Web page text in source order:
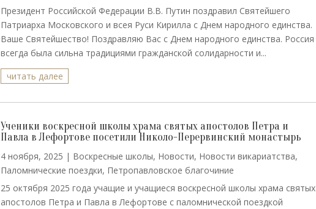
Президент Российской Федерации В.В. Путин поздравил Святейшего
Патриарха Московского и всея Руси Кирилла с Днем народного единства.
Ваше Святейшество! Поздравляю Вас с Днем народного единства. Россия
всегда была сильна традициями гражданской солидарности и...
читать далее
Ученики воскресной школы храма святых апостолов Петра и
Павла в Лефортове посетили Николо-Перервинский монастырь
4 ноября, 2025 | Воскресные школы, Новости, Новости викариатства,
Паломнические поездки, Петропавловское благочиние
25 октября 2025 года учащие и учащиеся воскресной школы храма святых
апостолов Петра и Павла в Лефортове с паломнической поездкой